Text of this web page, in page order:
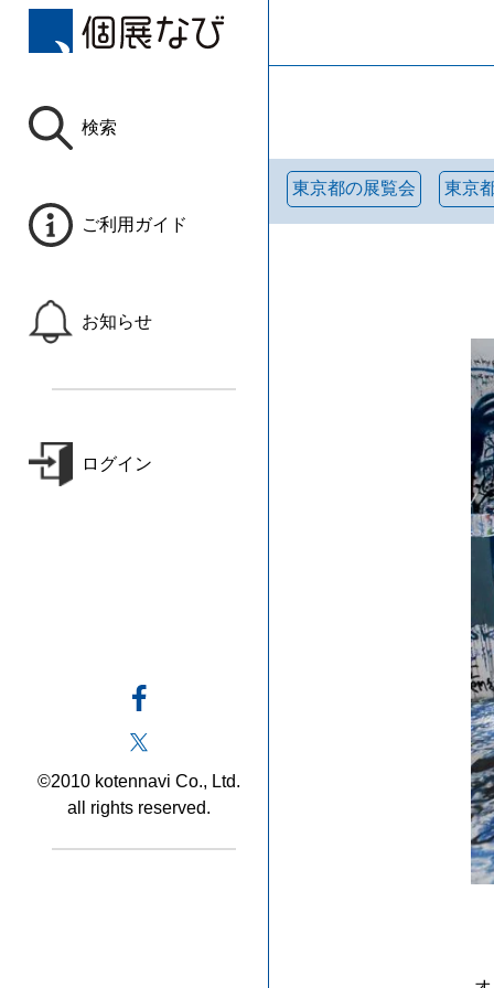
検索
ご利用ガイド
お知らせ
ログイン
©2010 kotennavi Co., Ltd.
all rights reserved.
東京都の展覧会 東京